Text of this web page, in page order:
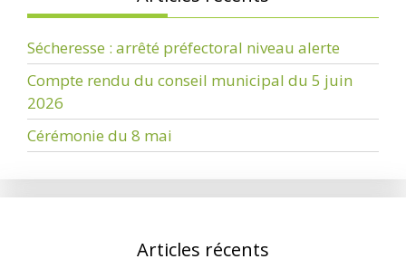
Sécheresse : arrêté préfectoral niveau alerte
Compte rendu du conseil municipal du 5 juin
2026
Cérémonie du 8 mai
Articles récents